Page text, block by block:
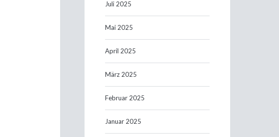
Juli 2025
Mai 2025
April 2025
März 2025
Februar 2025
Januar 2025